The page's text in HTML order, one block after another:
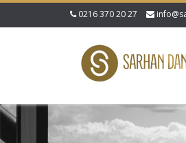
0216 370 20 27